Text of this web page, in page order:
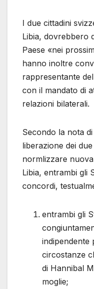
I due cittadini
Libia, dovrebbero
Paese «nei
hanno inoltre
rappresentante
con il mandato di
relazioni bilaterali.
Secondo la nota
liberazione dei
normlizzare
Libia, entrambi gli
concordi,
entrambi gli
indipendente
circostanze
di Hannibal
moglie;